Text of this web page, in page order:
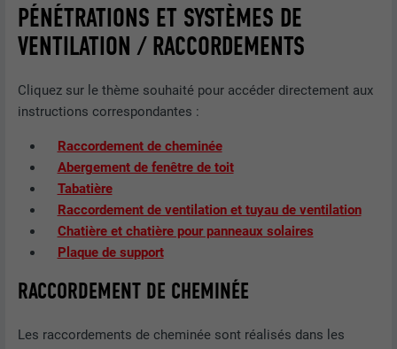
PÉNÉTRATIONS ET SYSTÈMES DE
VENTILATION / RACCORDEMENTS
Cliquez sur le thème souhaité pour accéder directement aux
instructions correspondantes :
Raccordement de cheminée
Abergement de fenêtre de toit
Tabatière
Raccordement de ventilation et tuyau de ventilation
Chatière et chatière pour panneaux solaires
Plaque de support
RACCORDEMENT DE CHEMINÉE
Les raccordements de cheminée sont réalisés dans les